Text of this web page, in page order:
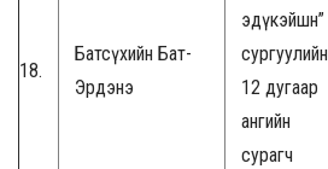
18.
Батсүхийн Бат-
Эрдэнэ
эдүкэйшн”
сургуулийн
12 дугаар
ангийн
сурагч